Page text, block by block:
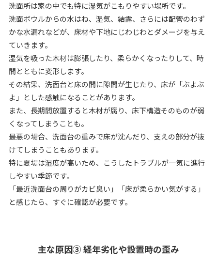
洗面所は家の中でも特に湿気がこもりやすい場所です。
洗面ボウルからの水はね、湿気、結露、さらには配管のわず
かな水漏れなどが、床材や下地にじわじわとダメージを与え
ていきます。
湿気を吸った木材は膨張したり、柔らかくなったりして、時
間とともに変形します。
その結果、洗面台と床の間に隙間が生じたり、床が「ぶよぶ
よ」とした感触になることがあります。
また、長期間放置すると木材が腐り、床下構造そのものが弱
くなってしまうことも。
最悪の場合、洗面台の重みで床が沈んだり、支えの部分が抜
けてしまうこともあります。
特に夏場は湿度が高いため、こうしたトラブルが一気に進行
しやすい季節です。
「最近洗面台の周りがカビ臭い」「床が柔らかい気がする」
と感じたら、すぐに確認が必要です。
主な原因③ 経年劣化や設置時の歪み